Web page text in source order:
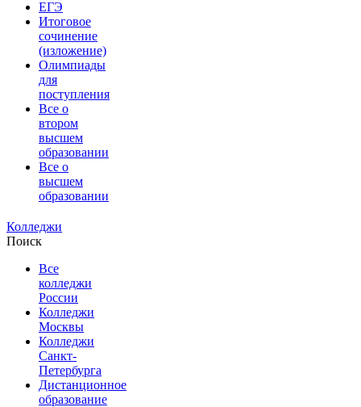
ЕГЭ
Итоговое
сочинение
(изложение)
Олимпиады
для
поступления
Все о
втором
высшем
образовании
Все о
высшем
образовании
Колледжи
Поиск
Все
колледжи
России
Колледжи
Москвы
Колледжи
Санкт-
Петербурга
Дистанционное
образование